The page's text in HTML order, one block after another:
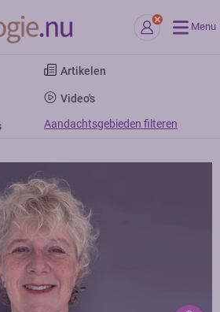
Menu
Artikelen
Video's
Aandachtsgebieden filteren